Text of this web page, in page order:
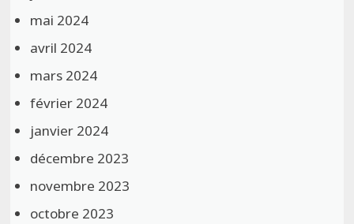
mai 2024
avril 2024
mars 2024
février 2024
janvier 2024
décembre 2023
novembre 2023
octobre 2023